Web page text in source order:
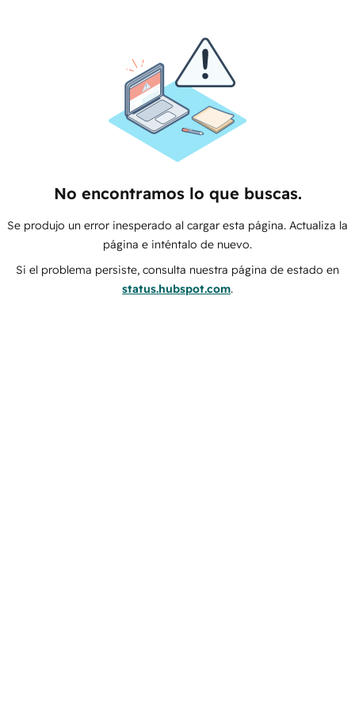
No encontramos lo que buscas.
Se produjo un error inesperado al cargar esta página. Actualiza la
página e inténtalo de nuevo.
Si el problema persiste, consulta nuestra página de estado en
status.hubspot.com.